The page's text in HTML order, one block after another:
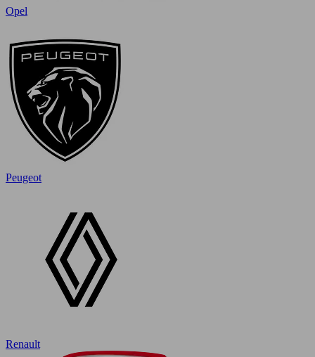
Opel
Peugeot
Renault